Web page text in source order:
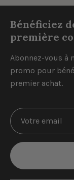
Bénéficiez
première
Abonnez-vous à
promo pour
premier achat.